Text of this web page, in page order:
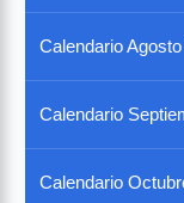
Calendario
Calendario
Calendario